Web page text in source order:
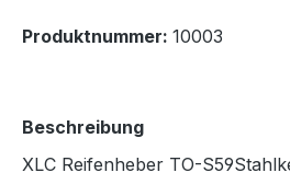
Produktnummer: 10003
Beschreibung
XLC Reifenheber TO-